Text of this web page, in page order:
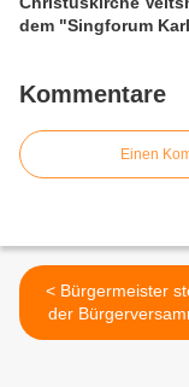
dem "Singforum
Kommentare
Einen
< Bürgermeister stellte in
der
eine Fülle von